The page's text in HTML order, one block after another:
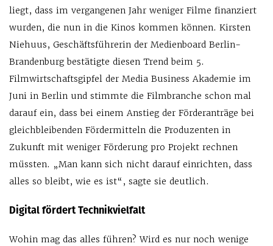
liegt, dass im vergangenen Jahr weniger Filme finanziert
wurden, die nun in die Kinos kommen können. Kirsten
Niehuus, Geschäftsführerin der Medienboard Berlin-
Brandenburg bestätigte diesen Trend beim 5.
Filmwirtschaftsgipfel der Media Business Akademie im
Juni in Berlin und stimmte die Filmbranche schon mal
darauf ein, dass bei einem Anstieg der Förderanträge bei
gleichbleibenden Fördermitteln die Produzenten in
Zukunft mit weniger Förderung pro Projekt rechnen
müssten. „Man kann sich nicht darauf einrichten, dass
alles so bleibt, wie es ist“, sagte sie deutlich.
Digital fördert Technikvielfalt
Wohin mag das alles führen? Wird es nur noch wenige